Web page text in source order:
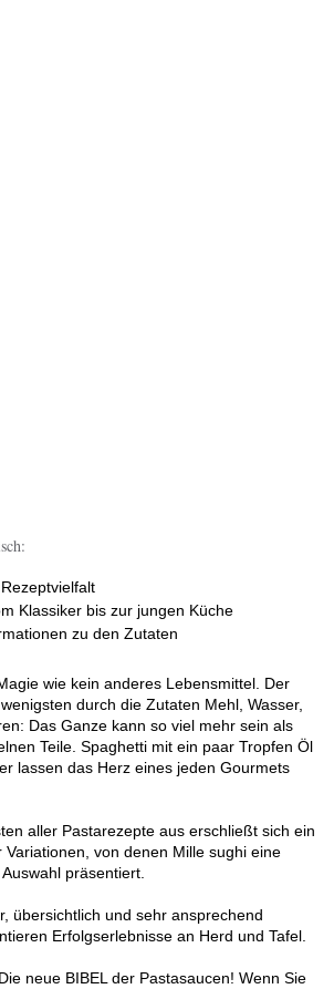
Klassiker bis zur jungen Küche
zu den Zutaten
wie kein anderes Lebensmittel. Der
durch die Zutaten Mehl, Wasser,
Das Ganze kann so viel mehr sein als
Teile. Spaghetti mit ein paar Tropfen Öl
lassen das Herz eines jeden Gourmets
aller Pastarezepte aus erschließt sich ein
Variationen, von denen Mille sughi eine
präsentiert.
übersichtlich und sehr ansprechend
Erfolgserlebnisse an Herd und Tafel.
neue BIBEL der Pastasaucen! Wenn Sie